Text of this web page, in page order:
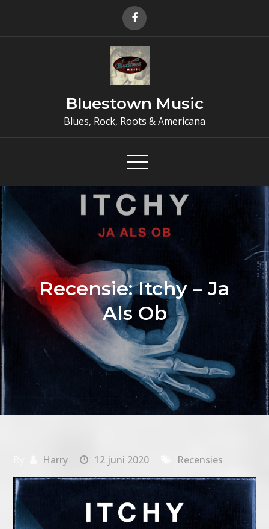
Bluestown Music
Blues, Rock, Roots & Americana
Recensie: Itchy – Ja
Als Ob
Harry 12 juni 2020 Recensies